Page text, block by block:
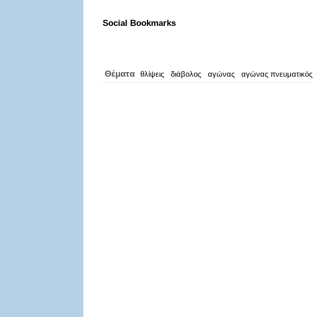
Social Bookmarks
Θέματα θλίψεις διάβολος αγώνας αγώνας πνευματικός